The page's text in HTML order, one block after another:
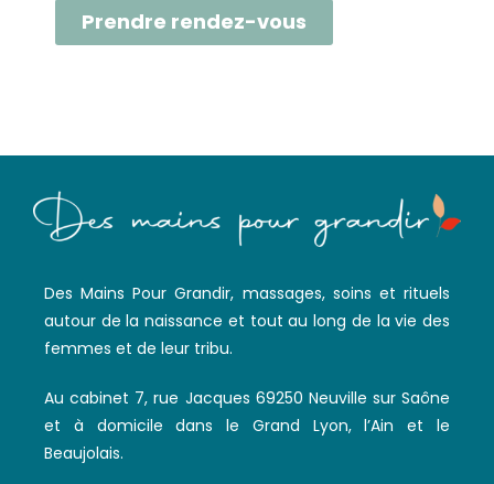
Prendre rendez-vous
Des Mains Pour Grandir, massages, soins et rituels
autour de la naissance et tout au long de la vie des
femmes et de leur tribu.
Au cabinet 7, rue Jacques 69250 Neuville sur Saône
et à domicile dans le Grand Lyon, l’Ain et le
Beaujolais.